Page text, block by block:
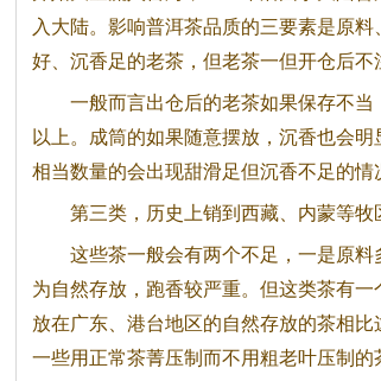
入大陆。影响普洱茶品质的三要素是原料
好、沉香足的老茶，但老茶一但开仓后不
一般而言出仓后的老茶如果保存不
以上。成筒的如果随意摆放，沉香也会
相当数量的会出现甜滑足但沉香不足的情
第三类，历史上销到西藏、内蒙等
这些茶一般会有两个不足，一是原
为自然存放，跑香较严重。但这类茶有
放在广东、港台地区的自然存放的茶相
一些用正常茶菁压制而不用粗老叶压制